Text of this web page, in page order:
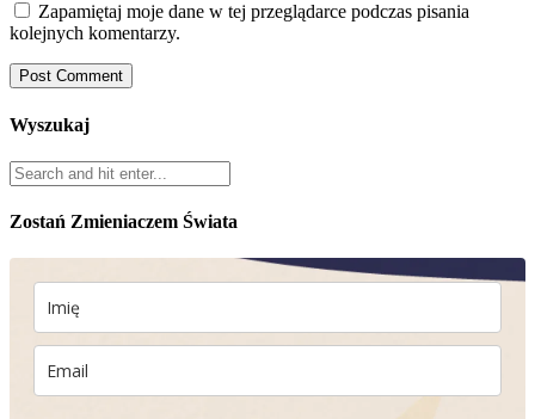
Zapamiętaj moje dane w tej przeglądarce podczas pisania
kolejnych komentarzy.
Wyszukaj
Zostań Zmieniaczem Świata